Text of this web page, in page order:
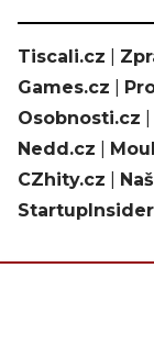
Tiscali.cz
Games.cz
Osobnosti.cz
Nedd.cz
CZhity.cz